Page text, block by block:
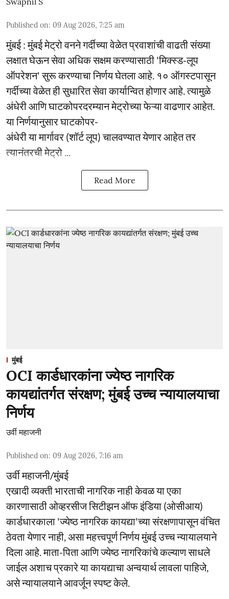
Published on: 09 Aug 2026, 7:25 am
मुंबई : मुंबई मेट्रो वनने गर्दीच्या वेळेत प्रवाशांची वाढती संख्या
लक्षात घेऊन सेवा अधिक सक्षम करण्यासाठी 'मिक्स्ड-लूप
ऑपरेशन' सुरू करण्याचा निर्णय घेतला आहे. १० ऑगस्टपासून
गर्दीच्या वेळेत ही सुधारित सेवा कार्यान्वित होणार आहे. त्यामुळे
अंधेरी आणि घाटकोपरदरम्यान मेट्रोच्या फेऱ्या वाढणार आहेत.
या निर्णयानुसार घाटकोपर-
अंधेरी या मार्गावर (शॉर्ट लूप) चालवण्यात येणार आहेत तर
त्यानंतरची मेट्रो ...
Read More
मुंबई
OCI कार्डधारकांना ज्येष्ठ नागरिक
कायद्यांतर्गत संरक्षण; मुंबई उच्च न्यायालयाचा
निर्णय
उर्वी महाजनी
Published on: 09 Aug 2026, 7:16 am
उर्वी महाजनी/मुंबई
एखादी व्यक्ती भारताची नागरिक नाही केवळ या एका
कारणासाठी ओव्हरसीज सिटीझन ऑफ इंडिया (ओसीआय)
कार्डधारकाला 'ज्येष्ठ नागरिक कायद्या'च्या संरक्षणापासून वंचित
ठेवता येणार नाही, असा महत्त्वपूर्ण निर्णय मुंबई उच्च न्यायालयाने
दिला आहे. माता-पिता आणि ज्येष्ठ नागरिकांचे कल्याण साधले
जाईल अशाच प्रकारे या कायद्याचा अन्वयार्थ लावला पाहिजे,
असे न्यायालयाने आवर्जून स्पष्ट केले.